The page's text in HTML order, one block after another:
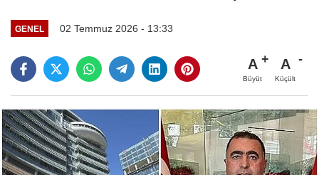
GENEL 02 Temmuz 2026 - 13:33
A
Büyüt
A
Küçült